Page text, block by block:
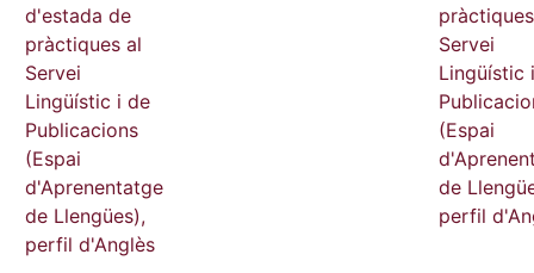
d'estada de
pràctiques al
Servei
Lingüístic i de
Publicacions
(Espai
d'Aprenentatge
de Llengües),
perfil d'Anglès
Servei
Lingüístic
(Espai
de
perfil